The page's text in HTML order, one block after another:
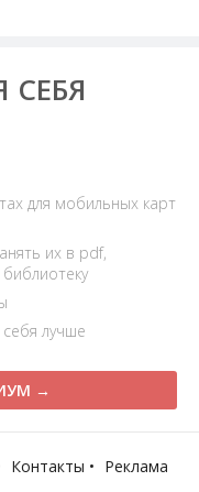
для мобильных карт
их в pdf,
лучше
→
Контакты • Реклама